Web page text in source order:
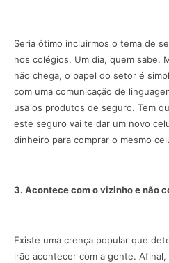
Seria ótimo incluirmos o tema de
nos colégios. Um dia, quem sabe.
não chega, o papel do setor é
com uma comunicação de
usa os produtos de seguro. Tem
este seguro vai te dar um novo
dinheiro para comprar o mesmo
3. Acontece com o vizinho e não
Existe uma crença popular que
irão acontecer com a gente.